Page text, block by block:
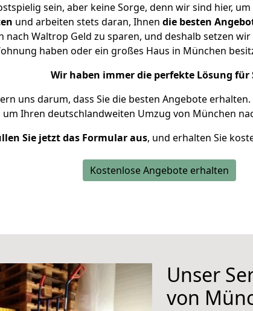
sein, aber keine Sorge, denn wir sind hier,
und arbeiten stets daran, Ihnen die besten
Waltrop Geld zu sparen, und deshalb setzen
haben oder ein großes Haus in München
Wir haben immer die perfekte Lösung für
uns darum, dass Sie die besten Angebote erhalten.
um Ihren deutschlandweiten Umzug von München
Sie jetzt das Formular aus, und erhalten Sie
Kostenlose Angebote erhalten
Unser
von